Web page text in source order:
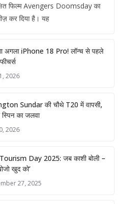
फिल्म Avengers Doomsday का
कर दिया है। यह
अगला iPhone 18 Pro! लॉन्च से पहले
2026
Sundar की चौथे T20 में वापसी,
स्पिन का जलवा
2026
Day 2025: जब काशी बोली –
खुद को’
27, 2025